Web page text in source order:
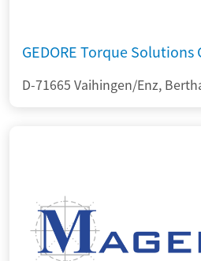
GEDORE Torque Solutions
D-71665 Vaihingen/Enz,